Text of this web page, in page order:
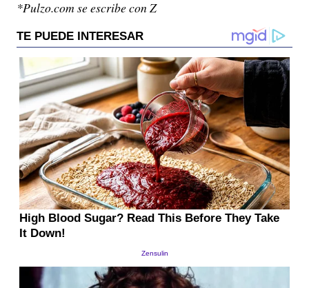
*Pulzo.com se escribe con Z